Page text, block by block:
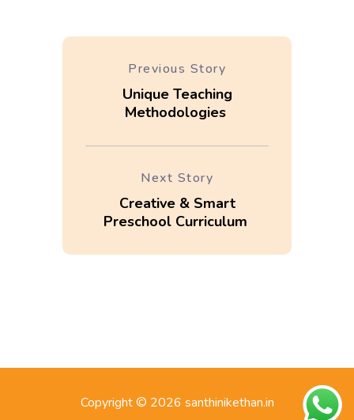
Previous Story
Unique Teaching
Methodologies
Next Story
Creative & Smart
Preschool Curriculum
Copyright © 2026 santhinikethan.in